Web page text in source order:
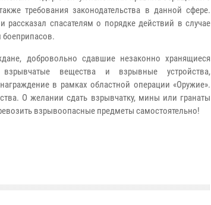
требования законодательства в данной сфере.
рассказал спасателям о порядке действий в случае
боеприпасов.
добровольно сдавшие незаконно хранящиеся
вещества и взрывные устройства,
в рамках областной операции «Оружие».
О желании сдать взрывчатку, мины или гранаты
взрывоопасные предметы самостоятельно!